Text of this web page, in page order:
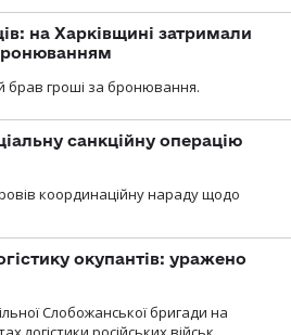
на Харківщині затримали
брав гроші за бронювання.
санкційну операцію
координаційну нараду щодо
окупантів: уражено
Слобожанської бригади на